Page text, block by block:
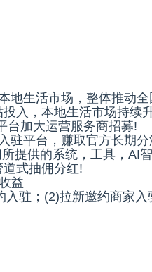
地生活市场，整体推动
入，本地生活市场持续
台加大运营服务商招募!
驻平台，赚取官方长期分
提供的系统，工具，AI
式抽佣分红!
益
入驻；(2)拉新邀约商家入